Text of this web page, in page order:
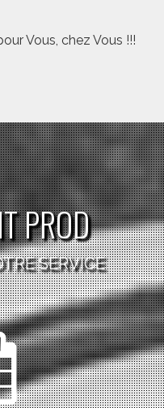
Vous, chez Vous !!!
PROD
SERVICE